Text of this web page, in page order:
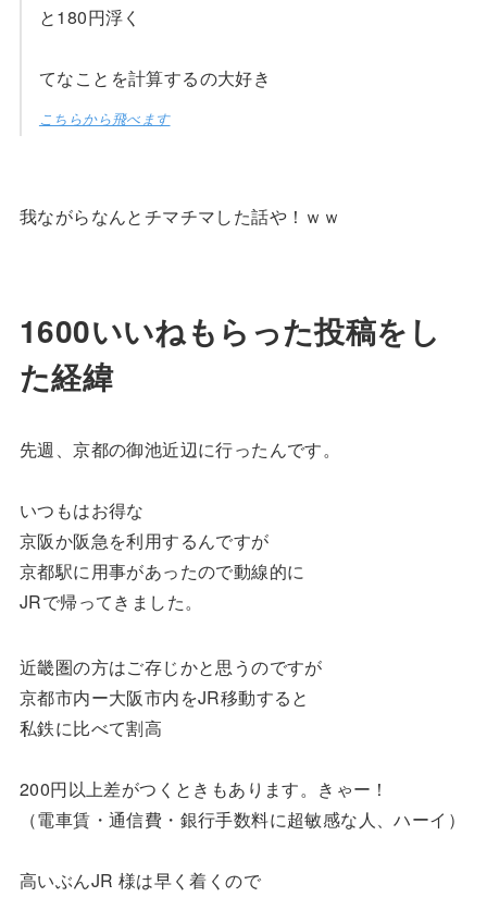
と180円浮く
てなことを計算するの大好き
こちらから飛べます
我ながらなんとチマチマした話や！ｗｗ
1600いいねもらった投稿をし
た経緯
先週、京都の御池近辺に行ったんです。
いつもはお得な
京阪か阪急を利用するんですが
京都駅に用事があったので動線的に
JRで帰ってきました。
近畿圏の方はご存じかと思うのですが
京都市内ー大阪市内をJR移動すると
私鉄に比べて割高
200円以上差がつくときもあります。きゃー！
（電車賃・通信費・銀行手数料に超敏感な人、ハーイ）
高いぶんJR 様は早く着くので